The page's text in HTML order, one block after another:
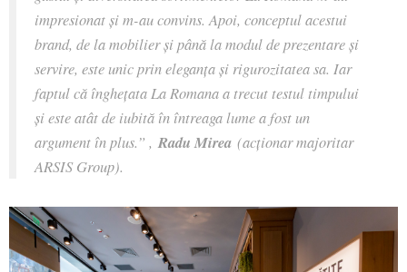
impresionat și m-au convins. Apoi, conceptul acestui
brand, de la mobilier și până la modul de prezentare și
servire, este unic prin eleganța și rigurozitatea sa. Iar
faptul că înghețata La Romana a trecut testul timpului
și este atât de iubită în întreaga lume a fost un
argument în plus.” , Radu Mirea (acționar majoritar
ARSIS Group).